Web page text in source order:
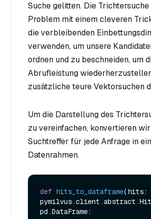
Suche gelitten. Die
Problem mit einem cleveren
die verbleibenden
verwenden, um unsere
ordnen und zu beschneiden, um
Abrufleistung
zusätzliche teure Vektorsuchen
Um die Darstellung des
zu vereinfachen, konvertieren
Suchtreffer für jede Anfrage in
Datenrahmen.
def hits_to_dataframe(hits:
pd.DataFrame: